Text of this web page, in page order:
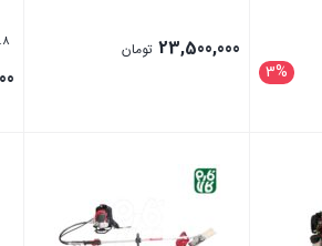
3%
23,500,000 تومان